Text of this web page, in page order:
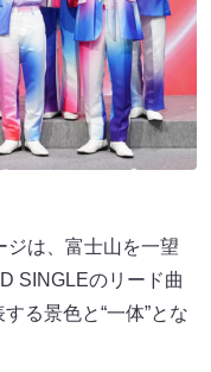
ジは、富士山を一望
SINGLEのリード曲
る景色と“一体”とな